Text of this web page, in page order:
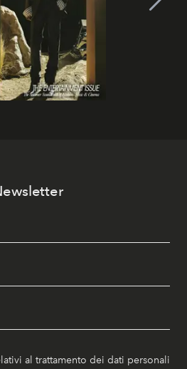
al trattamento dei dati personali